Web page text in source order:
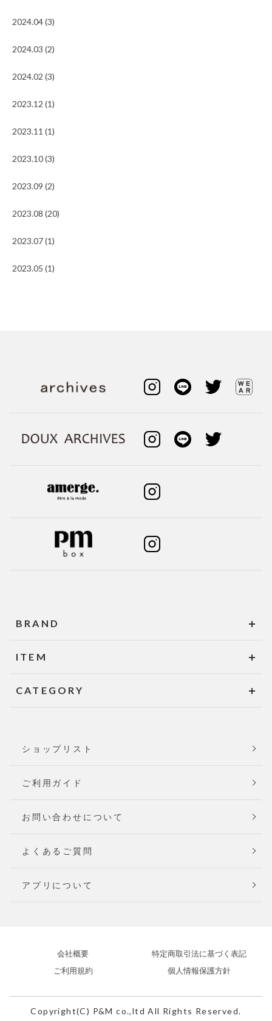
2024.04 (3)
2024.03 (2)
2024.02 (3)
2023.12 (1)
2023.11 (1)
2023.10 (3)
2023.09 (2)
2023.08 (20)
2023.07 (1)
2023.05 (1)
BRAND
ITEM
CATEGORY
ショップリスト
ご利用ガイド
お問い合わせについて
よくあるご質問
アプリについて
会社概要
特定商取引法に基づく表記
ご利用規約
個人情報保護方針
Copyright(C) P&M co.,ltd All Rights Reserved.